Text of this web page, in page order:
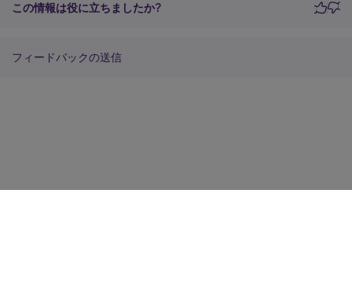
この情報は役に立ちましたか?
フィードバックの送信